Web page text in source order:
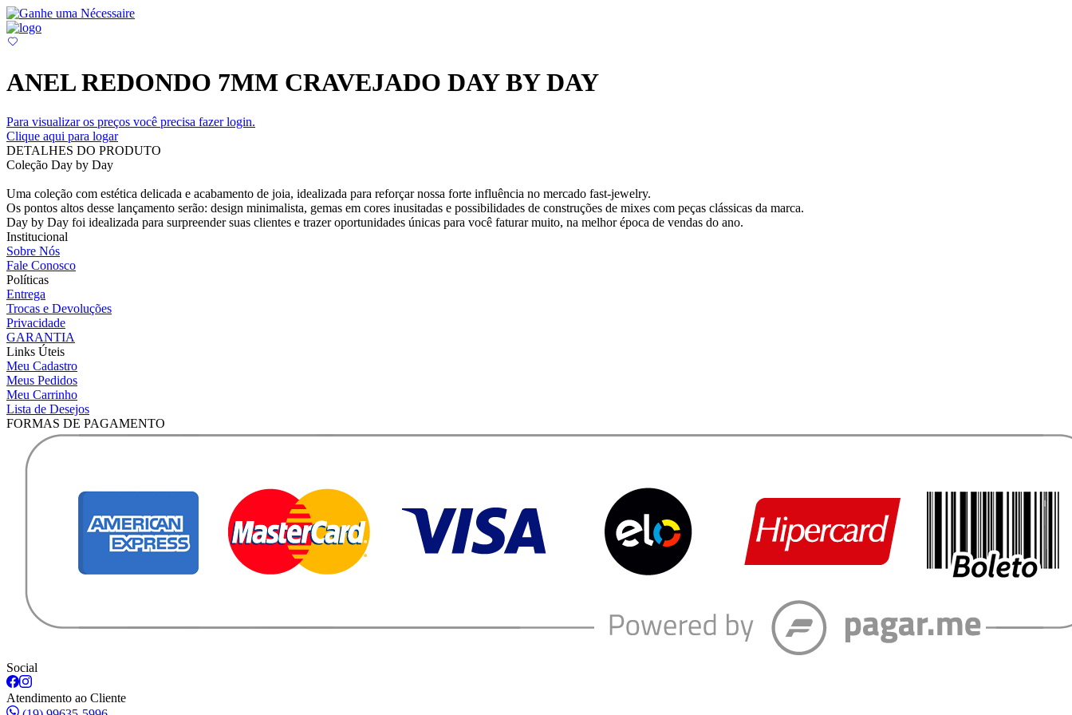
ANEL REDONDO 7MM CRAVEJADO DAY BY DAY
Para visualizar os preços você precisa fazer login.
Clique aqui para logar
DETALHES DO PRODUTO
Coleção Day by Day
Uma coleção com estética delicada e acabamento de joia, idealizada para reforçar nossa forte influência no mercado fast-jewelry.
Os pontos altos desse lançamento serão: design minimalista, gemas em cores inusitadas e possibilidades de construções de mixes com peças clássicas da marca.
Day by Day foi idealizada para surpreender suas clientes e trazer oportunidades únicas para você faturar muito, na melhor época de vendas do ano.
Institucional
Sobre Nós
Fale Conosco
Políticas
Entrega
Trocas e Devoluções
Privacidade
GARANTIA
Links Úteis
Meu Cadastro
Meus Pedidos
Meu Carrinho
Lista de Desejos
FORMAS DE PAGAMENTO
Social
Atendimento ao Cliente